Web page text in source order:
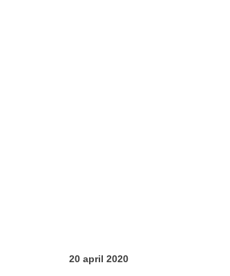
20 april 2020